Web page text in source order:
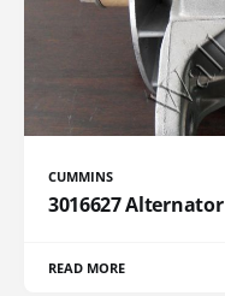
CUMMINS
3016627 Alternator
READ MORE